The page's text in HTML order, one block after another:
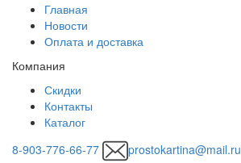
Главная
Новости
Оплата и доставка
Компания
Скидки
Контакты
Каталог
8-903-776-66-77
prostokartina@mail.ru